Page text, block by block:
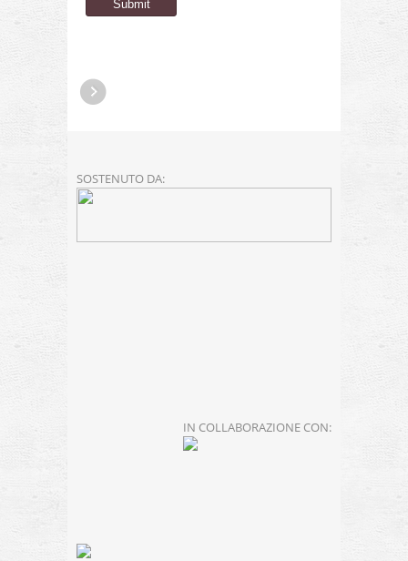
SOSTENUTO DA:
IN COLLABORAZIONE CON: